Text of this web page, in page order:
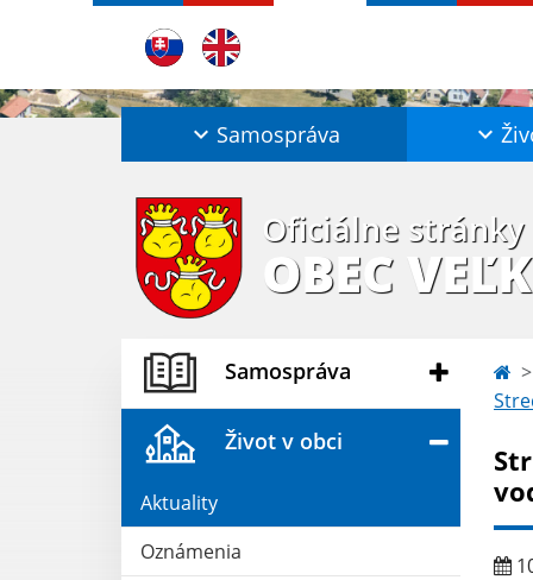
Samospráva
Oficiálne stránky
OBEC
Samospráva
Život v obci
Aktuality
Oznámenia